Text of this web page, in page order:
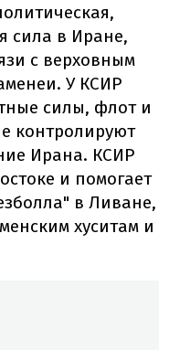
сила в Иране,
с верховным
У КСИР
силы, флот и
контролируют
Ирана. КСИР
и помогает
в Ливане,
хуситам и